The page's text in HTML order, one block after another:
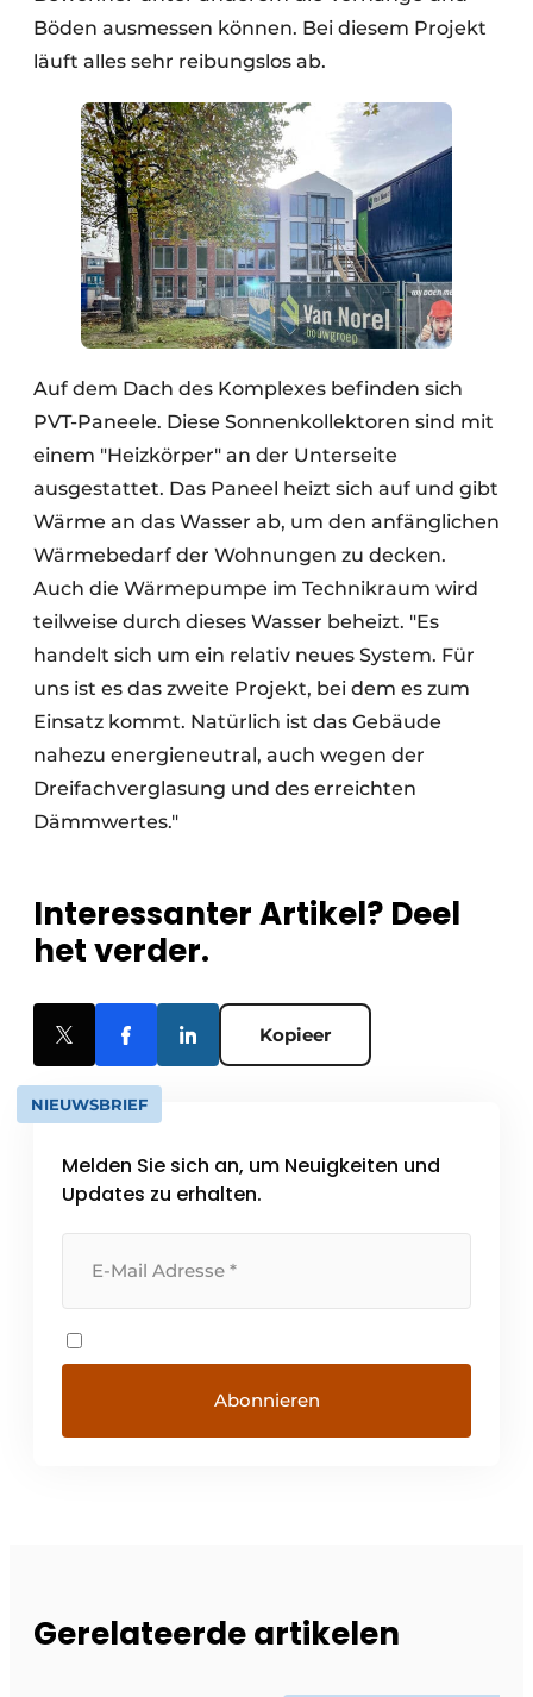
Böden ausmessen können. Bei diesem Projekt
läuft alles sehr reibungslos ab.
Auf dem Dach des Komplexes befinden sich
PVT-Paneele. Diese Sonnenkollektoren sind mit
einem "Heizkörper" an der Unterseite
ausgestattet. Das Paneel heizt sich auf und gibt
Wärme an das Wasser ab, um den anfänglichen
Wärmebedarf der Wohnungen zu decken.
Auch die Wärmepumpe im Technikraum wird
teilweise durch dieses Wasser beheizt. "Es
handelt sich um ein relativ neues System. Für
uns ist es das zweite Projekt, bei dem es zum
Einsatz kommt. Natürlich ist das Gebäude
nahezu energieneutral, auch wegen der
Dreifachverglasung und des erreichten
Dämmwertes."
Interessanter Artikel? Deel
het verder.
Kopieer
NIEUWSBRIEF
Melden Sie sich an, um Neuigkeiten und
Updates zu erhalten.
Gerelateerde artikelen